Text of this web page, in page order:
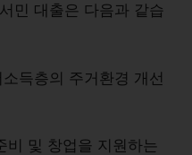
민 대출은 다음과 같습
소득층의 주거환경 개선
비 및 창업을 지원하는